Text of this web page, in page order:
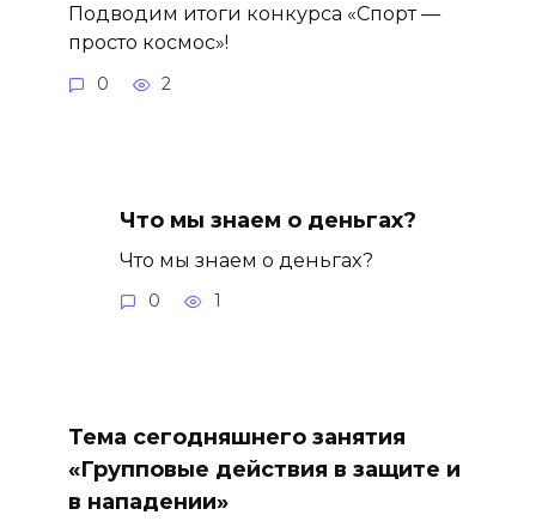
Подводим итоги конкурса «Спорт —
просто космос»!
0 2
Что мы знаем о деньгах?
Что мы знаем о деньгах?
0 1
Тема сегодняшнего занятия
«Групповые действия в защите и
в нападении»